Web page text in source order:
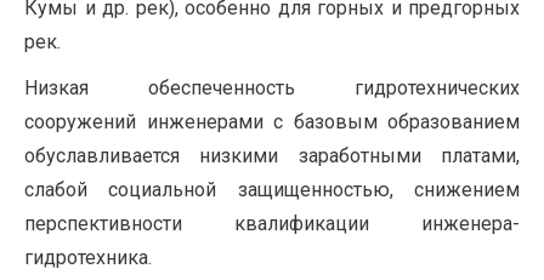
Кумы и др. рек), особенно для горных и предгорных
рек.
Низкая обеспеченность гидротехнических
сооружений инженерами с базовым образованием
обуславливается низкими заработными платами,
слабой социальной защищенностью, снижением
перспективности квалификации инженера-
гидротехника.